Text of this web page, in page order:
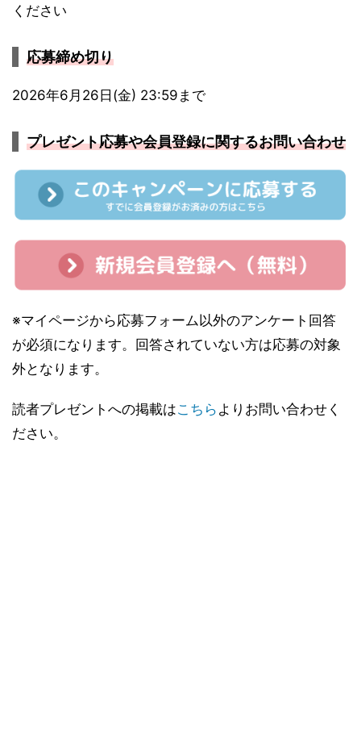
ください
応募締め切り
2026年6月26日(金) 23:59まで
プレゼント応募や会員登録に関するお問い合わせ
※マイページから応募フォーム以外のアンケート回答
が必須になります。回答されていない方は応募の対象
外となります。
読者プレゼントへの掲載はこちら よりお問い合わせく
ださい。